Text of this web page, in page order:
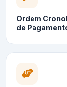
Ordem
de